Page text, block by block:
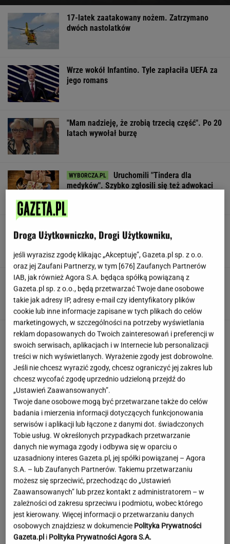
17-latek zaatakowany nożem. Zatrzymano
dwóch nastolatków
Wrze wokół Infantino. Tyle zapłaciła UEFA za
jego romans
"Mam nadzieję, że zrobią trzecią część". Po 20
latach wywołał burzę
Uruchomili "Tindera dla
medyków". Szybko zgłosili się też adwokaci
SUBSKRYPCJA
Gawryluk reaguje na krytykę po debacie u
Nawrockiego. Co na to Polsat?
Moby poruszony widokiem w Warszawie. Pod
nagraniem tysiące reakcji
Droga Użytkowniczko, Drogi Użytkowniku,
jeśli wyrazisz zgodę klikając „Akceptuję”, Gazeta.pl sp. z o.o.
oraz jej Zaufani Partnerzy, w tym [676] Zaufanych Partnerów
IAB, jak również Agora S.A. będąca spółką powiązaną z
Gazeta.pl sp. z o.o., będą przetwarzać Twoje dane osobowe
takie jak adresy IP, adresy e-mail czy identyfikatory plików
cookie lub inne informacje zapisane w tych plikach do celów
marketingowych, w szczególności na potrzeby wyświetlania
reklam dopasowanych do Twoich zainteresowań i preferencji w
swoich serwisach, aplikacjach i w Internecie lub personalizacji
treści w nich wyświetlanych. Wyrażenie zgody jest dobrowolne.
Jeśli nie chcesz wyrazić zgody, chcesz ograniczyć jej zakres lub
chcesz wycofać zgodę uprzednio udzieloną przejdź do
„Ustawień Zaawansowanych”.
Twoje dane osobowe mogą być przetwarzane także do celów
badania i mierzenia informacji dotyczących funkcjonowania
serwisów i aplikacji lub łączone z danymi dot. świadczonych
Tobie usług. W określonych przypadkach przetwarzanie
danych nie wymaga zgody i odbywa się w oparciu o
uzasadniony interes Gazeta.pl, jej spółki powiązanej – Agora
S.A. – lub Zaufanych Partnerów. Takiemu przetwarzaniu
możesz się sprzeciwić, przechodząc do „Ustawień
Zaawansowanych” lub przez kontakt z administratorem – w
zależności od zakresu sprzeciwu i podmiotu, wobec którego
jest kierowany. Więcej informacji o przetwarzaniu danych
osobowych znajdziesz w dokumencie Polityka Prywatności
Gazeta.pl i Polityka Prywatności Agora S.A.